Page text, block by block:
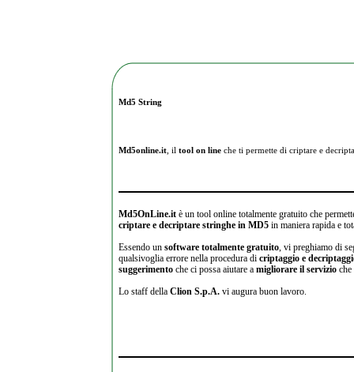
Md5 String
Md5online.it, il tool on lineche ti permette di criptare e
Md5OnLine.itè un tool online totalmente gratuito che
criptare e decriptare stringhe in MD5in maniera rapida e
Essendo un software totalmente gratuito, vi preghiamo di
qualsivoglia errore nella procedura di criptaggio e
suggerimentoche ci possa aiutare a migliorare il servizioche
Lo staff della Clion S.p.A.vi augura buon lavoro.